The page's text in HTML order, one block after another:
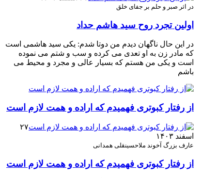
در اثر صبر و حلم بر جفای خلق
اولین تجرد روح سید هاشم حداد
در این حال ناگهان دیدم من دوتا شدم: یکی سید هاشمی است
که مادر زن به او تعدی می کرده و سب و شتم می نموده
است و یکی من هستم که بسیار عالی و مجرد و محیط می
باشم
از رفتار کبوتری فهمیدم که اراده و همت لازم است
۲۷
اسفند ۱۴۰۳
عارف بزرگ آخوند ملاحسینقلی همدانی
از رفتار کبوتری فهمیدم که اراده و همت لازم است